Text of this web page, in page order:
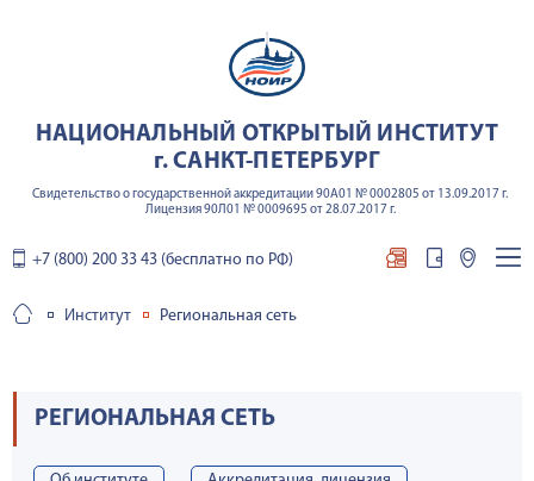
НАЦИОНАЛЬНЫЙ ОТКРЫТЫЙ ИНСТИТУТ
г. САНКТ-ПЕТЕРБУРГ
Свидетельство о государственной аккредитации 90А01 № 0002805 от 13.09.2017 г.
Лицензия 90Л01 № 0009695 от 28.07.2017 г.
+7 (800) 200 33 43 (бесплатно по РФ)
Институт Региональная сеть
РЕГИОНАЛЬНАЯ СЕТЬ